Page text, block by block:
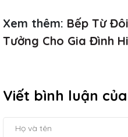
Xem thêm: Bếp Từ
Tưởng Cho Gia Đình
Viết bình luận